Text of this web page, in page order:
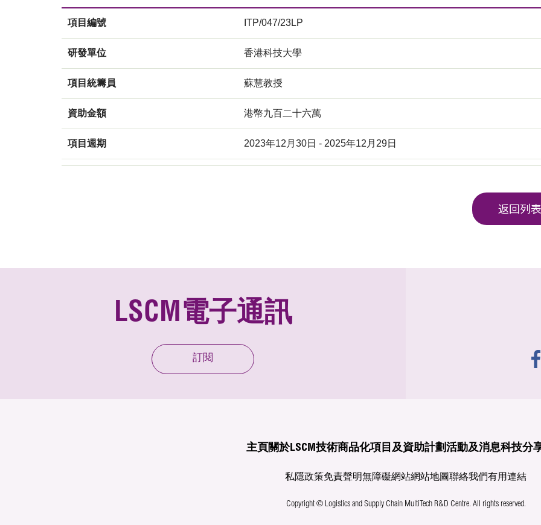
項目編號 ITP/047/23LP
研發單位 香港科技大學
項目統籌員 蘇慧教授
資助金額 港幣九百二十六萬
項目週期 2023年12月30日 - 2025年12月29日
返回列表
LSCM電子通訊
訂閱
主頁關於LSCM技術商品化項目及資助計劃活動及消息科技分
私隱政策免責聲明無障礙網站網站地圖聯絡我們有用連結
Copyright © Logistics and Supply Chain MultiTech R&D Centre. All rights reserved.